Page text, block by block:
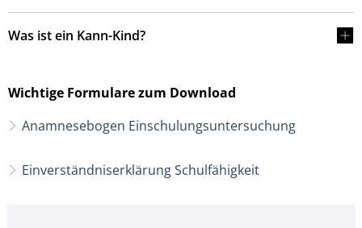
Was ist ein Kann-Kind?
Wichtige Formulare zum Download
Anamnesebogen Einschulungsuntersuchung
Einverständniserklärung Schulfähigkeit